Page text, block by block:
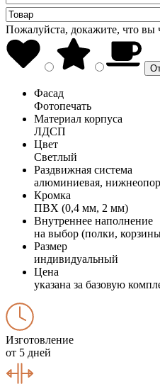
Пожалуйста, докажите, что вы
Фасад
Фотопечать
Материал корпуса
ЛДСП
Цвет
Светлый
Раздвижная система
алюминиевая,
Кромка
ПВХ (0,4 мм, 2 мм)
Внутреннее наполнение
на выбор (полки,
Размер
индивидуальный
Цена
указана за базовую
Изготовление
от 5 дней